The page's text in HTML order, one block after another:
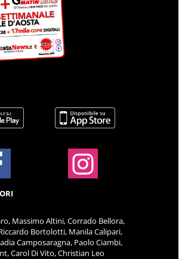
Massimo Altini, Corrado Bellora,
Bortolotti, Manila Calipari,
Camposaragna, Paolo Ciambi,
Carol Di Vito, Christian Leo